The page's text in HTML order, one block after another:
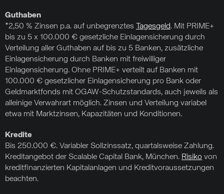
Guthaben
*2,50 % Zinsen p.a. auf unbegrenztes
Tagesgeld. Mit PRIME+
bis zu 5 x 100.000 € gesetzliche Einlagensicherung durch
Verteilung aller Guthaben auf bis zu 5 Banken, zusätzliche
Einlagensicherung durch Banken mit freiwilliger
Einlagensicherung. Ohne PRIME+ verteilt auf Banken mit
100.000 € gesetzlicher Einlagensicherung pro Bank oder
Geldmarktfonds mit OGAW-Schutzstandards, auch jeweils als
alleinige Verwahrart möglich. Zinsen und Verteilung variabel
etwa mit Marktzinsen, Kapazitäten und Konditionen.
Kredite
Bis 250.000 €. Variabler Sollzinssatz, quartalsweise Zahlung.
Kreditangebot der Scalable Capital Bank, München. Risiko von
kreditfinanzierten Kapitalanlagen und Kreditvoraussetzungen
beachten.